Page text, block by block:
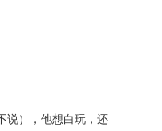
说），他想白玩，还